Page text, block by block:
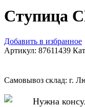
Ступица
Добавить в избранное
Артикул: 87611439
Самовывоз склад: г.
Нужна